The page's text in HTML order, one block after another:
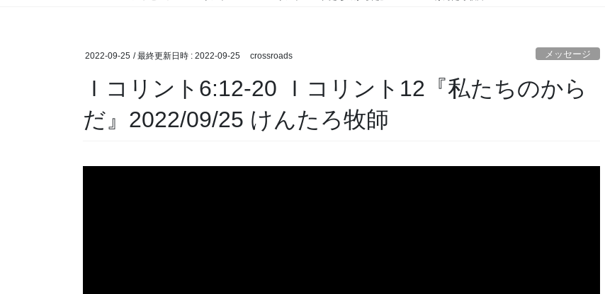
2022-09-25 / 最終更新日時 : 2022-09-25 crossroads メッセージ
Ｉコリント6:12-20 Ｉコリント12『私たちのから
だ』2022/09/25 けんたろ牧師